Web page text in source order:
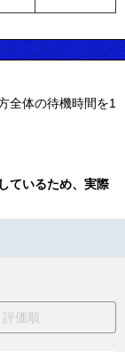
全体の待機時間を1
ているため、実際
評価順